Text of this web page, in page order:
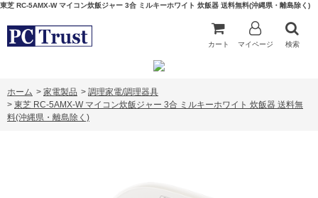
東芝 RC-5AMX-W マイコン炊飯ジャー 3合 ミルキーホワイト 炊飯器 送料無料(沖縄県・離島除く)
カート マイページ 検索
ホーム > 家電製品 > 調理家電/調理器具
> 東芝 RC-5AMX-W マイコン炊飯ジャー 3合 ミルキーホワイト 炊飯器 送料無
料(沖縄県・離島除く)